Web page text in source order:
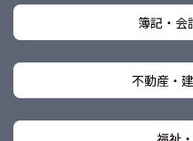
簿記・会
不動産・